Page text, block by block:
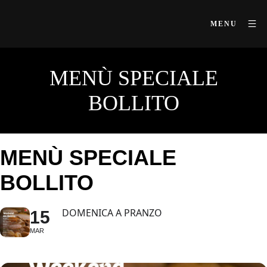
MENU
MENÙ SPECIALE
BOLLITO
MENÙ SPECIALE
BOLLITO
15
MAR
DOMENICA A PRANZO